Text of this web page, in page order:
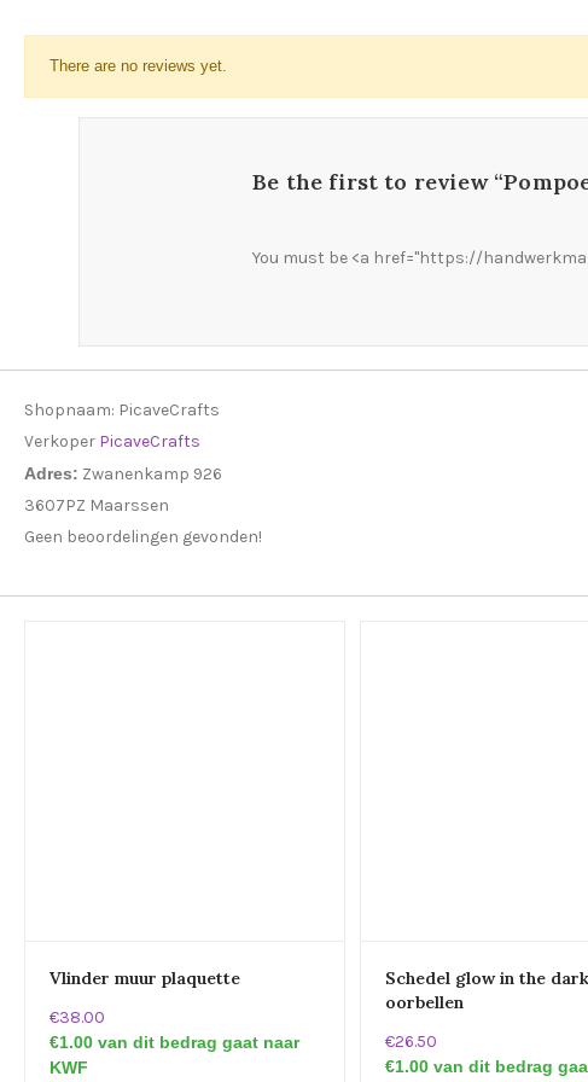
There are no reviews yet.
Be the first to review
You must be <a href="https://
Shopnaam: PicaveCrafts
Verkoper PicaveCrafts
Adres: Zwanenkamp 926
3607PZ Maarssen
Geen beoordelingen gevonden!
Vlinder muur plaquette
€38.00
€1.00 van dit bedrag gaat naar
KWF
Schedel glow in the dark
oorbellen
€26.50
€1.00 van dit bedrag